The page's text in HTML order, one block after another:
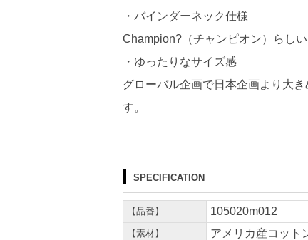
・バインダーネック仕様
Champion?（チャンピオン）らし
・ゆったりなサイズ感
グローバル企画で日本企画より大
す。
SPECIFICATION
【品番】 105020m012
【素材】 アメリカ産コット